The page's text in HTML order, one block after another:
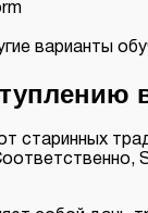
варианты
старинных